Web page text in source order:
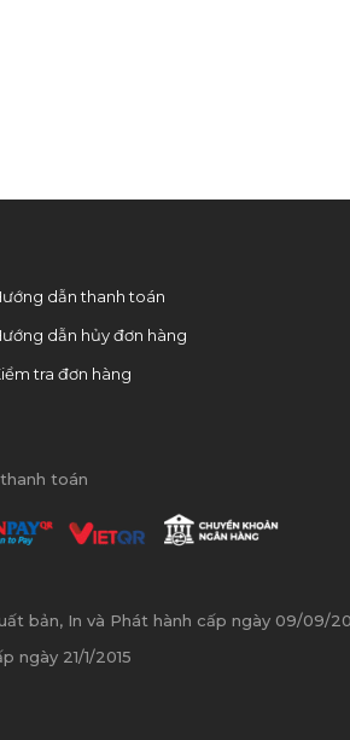
dẫn thanh toán
dẫn hủy đơn hàng
tra đơn hàng
toán
bản, In và Phát hành cấp ngày 09/09/
ngày 21/1/2015